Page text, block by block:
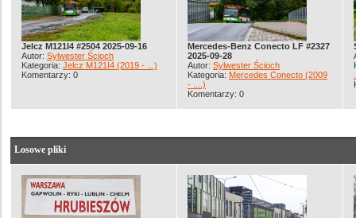
Jelcz M121I4 #2504 2025-09-16
Autor: Sylwester Ścioch
Kategoria: Jelcz M121I4 (2019 - ...)
Komentarzy: 0
Mercedes-Benz Conecto LF #2327
2025-09-28
Autor: Sylwester Ścioch
Kategoria: Mercedes Conecto (2009
- ....)
Komentarzy: 0
Losowe pliki